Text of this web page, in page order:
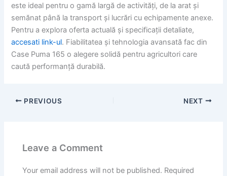
este ideal pentru o gamă largă de activități, de la arat și
semănat până la transport și lucrări cu echipamente anexe.
Pentru a explora oferta actuală și specificații detaliate,
accesati link-ul. Fiabilitatea și tehnologia avansată fac din
Case Puma 165 o alegere solidă pentru agricultori care
caută performanță durabilă.
PREVIOUS NEXT
Leave a Comment
Your email address will not be published. Required